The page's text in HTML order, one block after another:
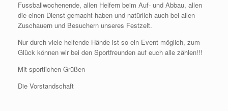
Fussballwochenende, allen Helfern beim Auf- und Abbau, allen
die einen Dienst gemacht haben und natürlich auch bei allen
Zuschauern und Besuchern unseres Festzelt.
Nur durch viele helfende Hände ist so ein Event möglich, zum
Glück können wir bei den Sportfreunden auf euch alle zählen!!!
Mit sportlichen Grüßen
Die Vorstandschaft